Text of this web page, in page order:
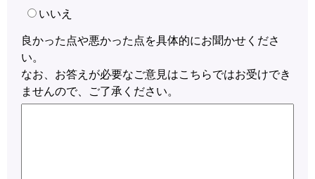
いいえ
良かった点や悪かった点を具体的にお聞かせくださ
い。
なお、お答えが必要なご意見はこちらではお受けでき
ませんので、ご了承ください。